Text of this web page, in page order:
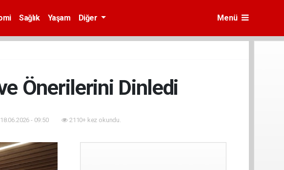
Sağlık Yaşam Diğer Menü
Önerilerini Dinledi
- 09:50 2110+ kez okundu.